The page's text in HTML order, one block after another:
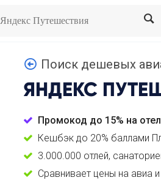
Search
Поиск дешевых
ЯНДЕКС
Промокод до 15% на
Кешбэк до 20% баллами
3.000.000 отлей,
Сравнивает цены на авиа